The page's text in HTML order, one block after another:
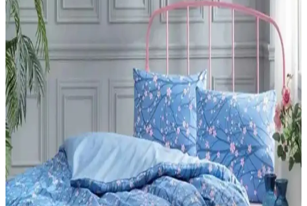
uygun en iyi silgiyi seçmenize yardımcı oluyoruz.
Çocuklar İçin Sportaj Işıklı Patenler Karşılaştırması
ve En İyi Seçenekler
Bu makalede, iki popüler Sportaj ışıklı çocuk pateni detaylarıyla
karşılaştırılıyor. Ürünlerin özellikleri ve kullanıcı yorumlarıyla en
uygun seçeneği belirlemenize yardımcı oluyor.
Genel Markalar ve SolinpaTech 3D Kalemleri
Karşılaştırması ve Kullanım İpuçları
İki popüler 3D kalemi karşılaştırıyoruz. Kullanım kolaylığı,
güvenlik, fiyat ve tasarım özellikleriyle en iyi seçimi yapmanıza
yardımcı oluyoruz.